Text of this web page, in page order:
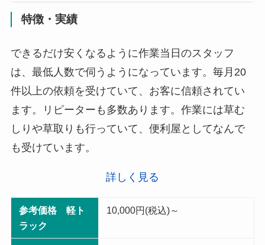
特徴・実績
できるだけ安くなるように作業当日のスタッフ
は、最低人数で伺うようになっています。毎月20
件以上の依頼を受けていて、お客に信頼されてい
ます。リピーターも多数あります。作業には草む
しりや草取りも行っていて、便利屋としてなんで
も受けています。
詳しく見る
参考価格 軽ト
ラック
10,000円(税込)～